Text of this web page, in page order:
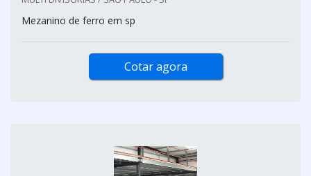
Mezanino de ferro em sp
Cotar agora